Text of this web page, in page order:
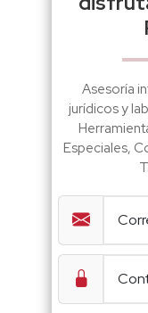
Asesoría
jurídicos y
Especiales,